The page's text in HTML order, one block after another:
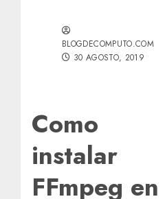
BLOGDECOMPUTO.COM
30 AGOSTO, 2019
Como
instalar
FFmpeg en